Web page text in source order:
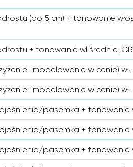
(do 5 cm) + tonowanie
+ tonowanie wł.średnie,
i modelowanie w cenie) wł.
i modelowanie w cenie)
pasemka + tonowanie
pasemka + tonowanie
pasemka + tonowanie